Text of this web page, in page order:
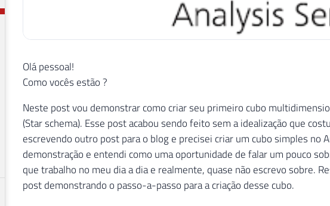
Olá pessoal!
Como vocês estão ?
Neste post vou demonstrar como criar seu primeiro cubo
(Star schema). Esse post acabou sendo feito sem a idealização que
escrevendo outro post para o blog e precisei criar um cubo simples no
demonstração e entendi como uma oportunidade de falar um pouco
que trabalho no meu dia a dia e realmente, quase não escrevo sobre.
post demonstrando o passo-a-passo para a criação desse cubo.